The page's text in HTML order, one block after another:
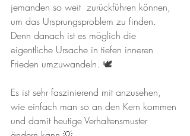
jemanden so weit  zurückführen können,
um das Ursprungsproblem zu finden.
Denn danach ist es möglich die
eigentliche Ursache in tiefen inneren
Frieden umzuwandeln. 🕊
Es ist sehr faszinierend mit anzusehen,
wie einfach man so an den Kern kommen
und damit heutige Verhaltensmuster